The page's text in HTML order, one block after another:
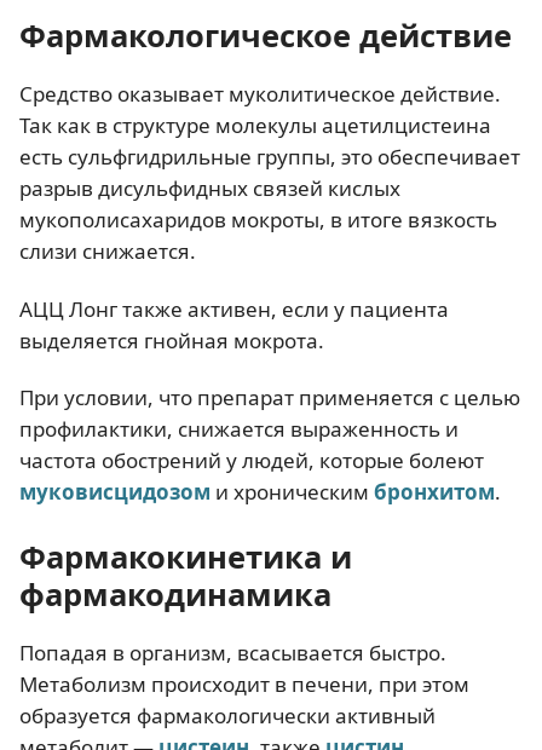
Фармакологическое действие
Средство оказывает муколитическое действие.
Так как в структуре молекулы ацетилцистеина
есть сульфгидрильные группы, это обеспечивает
разрыв дисульфидных связей кислых
мукополисахаридов мокроты, в итоге вязкость
слизи снижается.
АЦЦ Лонг также активен, если у пациента
выделяется гнойная мокрота.
При условии, что препарат применяется с целью
профилактики, снижается выраженность и
частота обострений у людей, которые болеют
муковисцидозом и хроническим бронхитом.
Фармакокинетика и
фармакодинамика
Попадая в организм, всасывается быстро.
Метаболизм происходит в печени, при этом
образуется фармакологически активный